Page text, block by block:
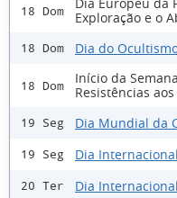
18 Dom
Dia Europeu da
Exploração e o
18 Dom Dia do
18 Dom
Início da
Resistências
19 Seg Dia Mundial da
19 Seg Dia
20 Ter Dia